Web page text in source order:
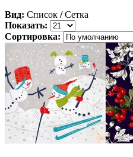
Вид: Список / Сетка
Показать:
Сортировка: